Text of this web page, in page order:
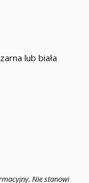
lub biała